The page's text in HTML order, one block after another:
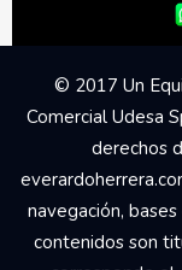
© 2017 Un
Comercial Udesa
derechos
navegación,
contenidos son